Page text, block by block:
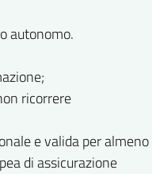
autonomo.
ricorrere
e valida per almeno
di assicurazione